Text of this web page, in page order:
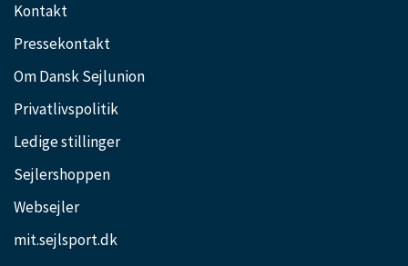
Kontakt
Pressekontakt
Om Dansk Sejlunion
Privatlivspolitik
Ledige stillinger
Sejlershoppen
Websejler
mit.sejlsport.dk